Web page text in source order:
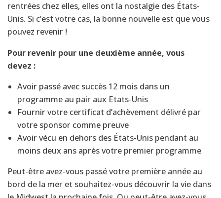
rentrées chez elles, elles ont la nostalgie des États-
Unis. Si c’est votre cas, la bonne nouvelle est que vous
pouvez revenir !
Pour revenir pour une deuxième année, vous
devez :
Avoir passé avec succès 12 mois dans un
programme au pair aux Etats-Unis
Fournir votre certificat d’achèvement délivré par
votre sponsor comme preuve
Avoir vécu en dehors des États-Unis pendant au
moins deux ans après votre premier programme
Peut-être avez-vous passé votre première année au
bord de la mer et souhaitez-vous découvrir la vie dans